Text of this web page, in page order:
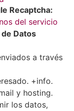
Recaptcha:
del servicio
Datos
a través
+info.
y hosting.
los datos,